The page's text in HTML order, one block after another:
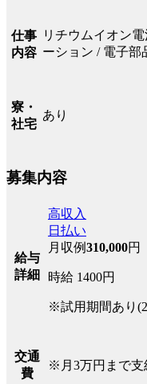
仕事
内容
リチウムイオン
ーション / 電子部
寮・
社宅
あり
募集内容
給与
詳細
高収入
日払い
月収例310,000円
時給 1400円
※試用期間あり
交通
費
※月3万円まで支